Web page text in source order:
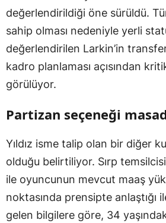
değerlendirildiği öne sürüldü.
sahip olması nedeniyle yerli
değerlendirilen Larkin’in
kadro planlaması açısından
görülüyor.
Partizan seçeneği
Yıldız isme talip olan bir diğer
olduğu belirtiliyor. Sırp
ile oyuncunun mevcut maaş
noktasında prensipte anlaştığı
gelen bilgilere göre, 34